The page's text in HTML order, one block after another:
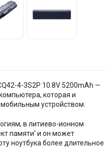
4-3S2P 10.8V 5200mAh —
которая и
устройством.
в литиево-ионном
памяти' и он может
ноутбука более длительное